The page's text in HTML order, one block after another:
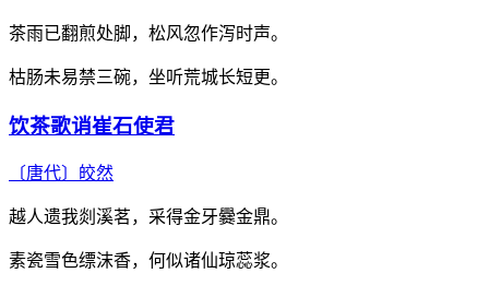
茶雨已翻煎处脚，松风忽作泻时声。
枯肠未易禁三碗，坐听荒城长短更。
饮茶歌诮崔石使君
〔唐代〕 皎然
越人遗我剡溪茗，采得金牙爨金鼎。
素瓷雪色缥沫香，何似诸仙琼蕊浆。